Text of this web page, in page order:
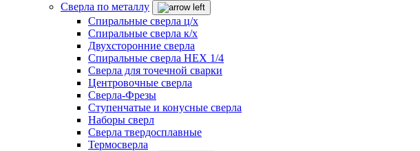
Сверла по металлу
Спиральные сверла ц/х
Спиральные сверла к/х
Двухсторонние сверла
Спиральные сверла HEX 1/4
Сверла для точечной сварки
Центровочные сверла
Сверла-Фрезы
Ступенчатые и конусные сверла
Наборы сверл
Сверла твердосплавные
Термосверла